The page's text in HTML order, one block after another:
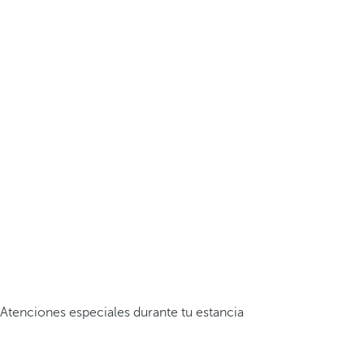
Atenciones especiales durante tu estancia